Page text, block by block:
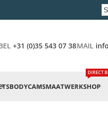
+31 (0)35 543 07 38MAIL
BODYCAMSMAATWERKSHOP
DIRECT